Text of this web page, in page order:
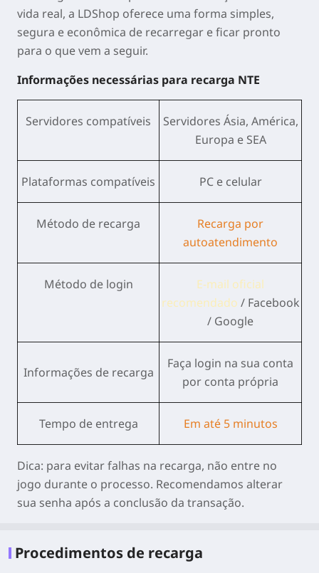
vida real, a LDShop oferece uma forma simples,
segura e econômica de recarregar e ficar pronto
para o que vem a seguir.
Informações necessárias para recarga NTE
Servidores compatíveis
Servidores Ásia, América,
Europa e SEA
Plataformas compatíveis PC e celular
Método de recarga
Recarga por
autoatendimento
Método de login
E-mail oficial
recomendado / Facebook
/ Google
Informações de recarga
Faça login na sua conta
por conta própria
Tempo de entrega Em até 5 minutos
Dica: para evitar falhas na recarga, não entre no
jogo durante o processo. Recomendamos alterar
sua senha após a conclusão da transação.
Procedimentos de recarga